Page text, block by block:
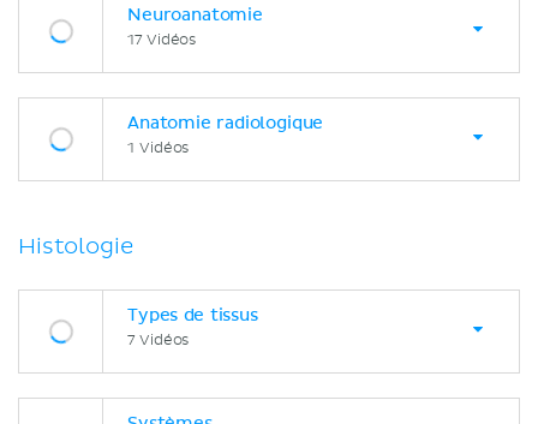
Neuroanatomie
17 Vidéos
Anatomie radiologique
1 Vidéos
Histologie
Types de tissus
7 Vidéos